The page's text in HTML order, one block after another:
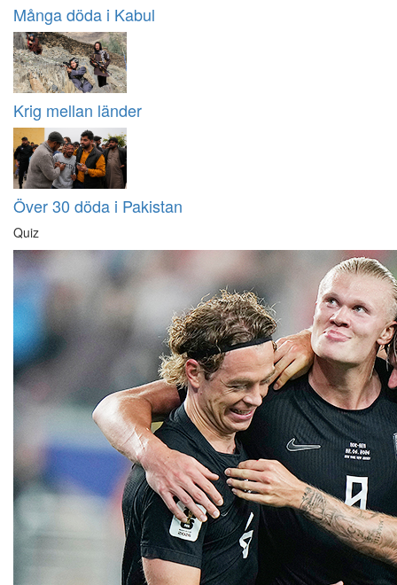
Många döda i Kabul
Krig mellan länder
Över 30 döda i Pakistan
Quiz